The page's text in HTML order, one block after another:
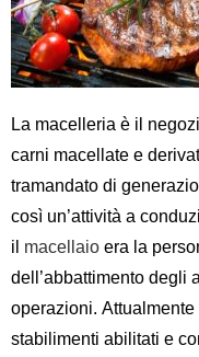
La macelleria è il
carni macellate e
tramandato di
così un’attività a
il macellaio era la
dell’abbattimento degli
operazioni. Attualmente
stabilimenti abilitati e